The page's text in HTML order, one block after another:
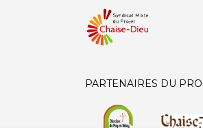
PARTENAIRES DU